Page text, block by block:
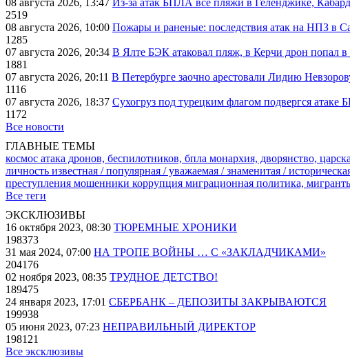
08 августа 2026, 13:47 Из-за атак БПЛА все пляжи в Геленджике,
2519
08 августа 2026, 10:00 Пожары и раненые: последствия атак на НПЗ в
1285
07 августа 2026, 20:34 В Ялте БЭК атаковал пляж, в Керчи дрон попал
1881
07 августа 2026, 20:11 В Петербурге заочно арестовали Лидию
1116
07 августа 2026, 18:37 Сухогруз под турецким флагом подвергся
1172
Все новости
ГЛАВНЫЕ ТЕМЫ
космос атака дронов, беспилотников, бпла монархия, дворянство,
личность известная / популярная / уважаемая / знаменитая /
преступления мошенники коррупция миграционная политика,
Все теги
ЭКСКЛЮЗИВЫ
16 октября 2023, 08:30 ТЮРЕМНЫЕ ХРОНИКИ
198373
31 мая 2024, 07:00 НА ТРОПЕ ВОЙНЫ … С «ЗАКЛАДЧИКАМИ»
204176
02 ноября 2023, 08:35 ТРУДНОЕ ДЕТСТВО!
189475
24 января 2023, 17:01 СБЕРБАНК – ДЕПОЗИТЫ ЗАКРЫВАЮТСЯ
199938
05 июня 2023, 07:23 НЕПРАВИЛЬНЫЙ ДИРЕКТОР
198121
Все эксклюзивы